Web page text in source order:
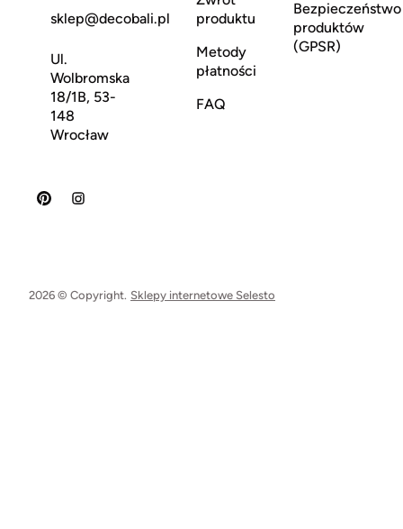
sklep@decobali.pl
Ul.
Wolbromska
18/1B, 53-
148
Wrocław
produktu
Metody
płatności
FAQ
Bezpieczeństwo
produktów
(GPSR)
2026 © Copyright. Sklepy internetowe Selesto